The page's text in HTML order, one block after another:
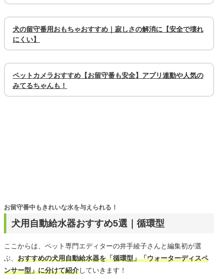
犬の留守番用おもちゃおすすめ｜寂しさの解消に【安全で壊れ
にくい】
ペットカメラおすすめ【お留守番も安全】アプリ連動や人気の
みてるちゃんも！
犬用自動給水器おすすめ5選｜循環型
お留守番中もきれいな水を与えられる！
ここからは、ペット専門エディターの井手綾子さんと編集初が選
ぶ、 おすすめの犬用自動給水器を「循環型」「ウォーターディスペ
ンサー型」に分けて紹介していきます！